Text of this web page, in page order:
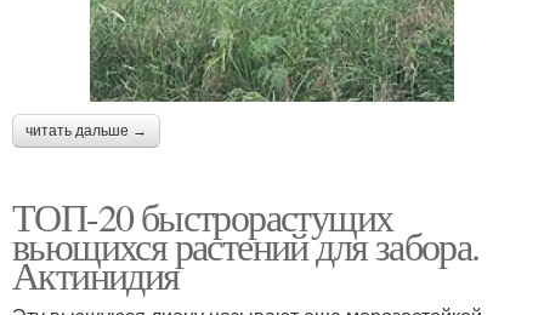
читать дальше →
ТОП-20 быстрорастущих
вьющихся растений для забора.
Актинидия